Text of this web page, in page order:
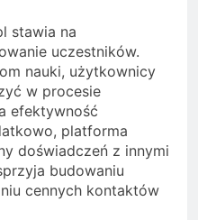
stawia na
uczestników.
nauki, użytkownicy
w procesie
efektywność
platforma
doświadczeń z innymi
budowaniu
cennych kontaktów